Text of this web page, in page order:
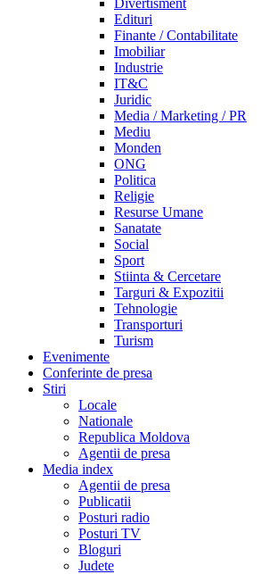
Divertisment
Edituri
Finante / Contabilitate
Imobiliar
Industrie
IT&C
Juridic
Media / Marketing / PR
Mediu
Monden
ONG
Politica
Religie
Resurse Umane
Sanatate
Social
Sport
Stiinta & Cercetare
Targuri & Expozitii
Tehnologie
Transporturi
Turism
Evenimente
Conferinte de presa
Stiri
Locale
Nationale
Republica Moldova
Agentii de presa
Media index
Agentii de presa
Publicatii
Posturi radio
Posturi TV
Bloguri
Judete